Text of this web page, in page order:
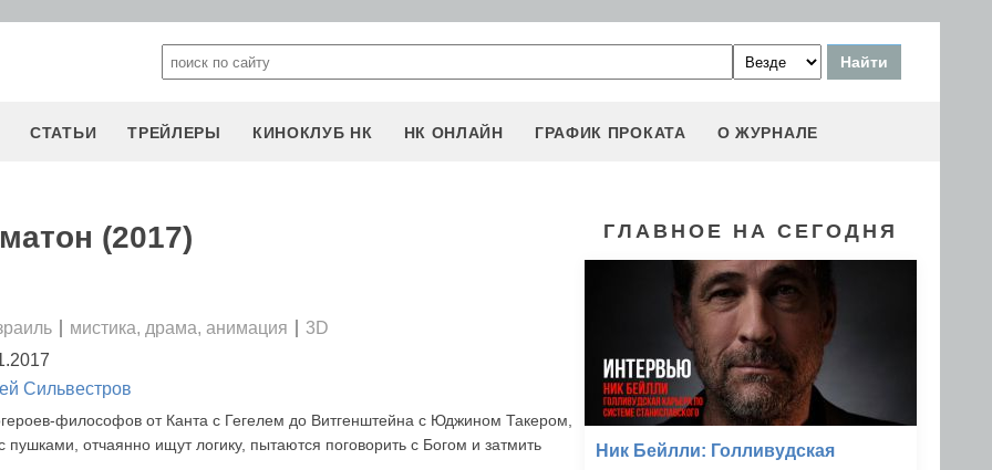
СТАТЬИ ТРЕЙЛЕРЫ КИНОКЛУБ НК НК ОНЛАЙН ГРАФИК ПРОКАТА О ЖУРНАЛЕ
(2017)
мистика, драма, анимация
3D
Сильвестров
философов от Канта с Гегелем до Витгенштейна с Юджином Такером,
пушками, отчаянно ищут логику, пытаются поговорить с Богом и затмить
ГЛАВНОЕ НА СЕГОДНЯ
Ник Бейлли: Голливудская